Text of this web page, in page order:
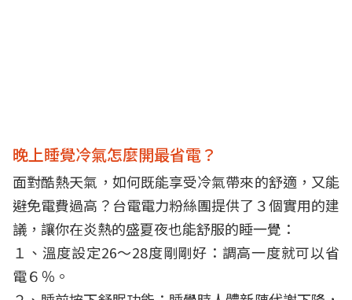
晚上睡覺冷氣怎麼開最省電？
面對酷熱天氣，如何既能享受冷氣帶來的舒適，又能
避免電費過高？台電電力粉絲團提供了３個實用的建
議，讓你在炎熱的盛夏夜也能舒服的睡一覺：
１、溫度設定26～28度剛剛好：調高一度就可以省
電６％。